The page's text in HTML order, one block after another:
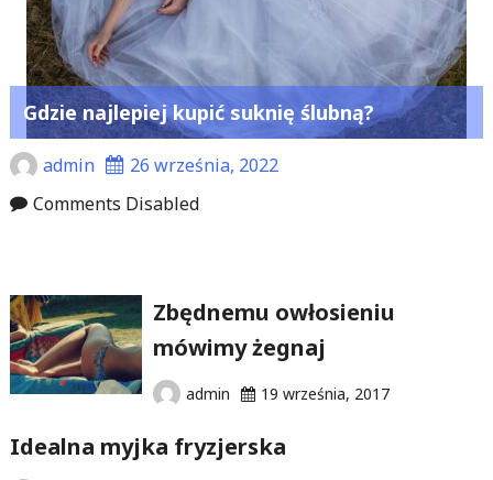
Gdzie najlepiej kupić suknię ślubną?
admin
26 września, 2022
Comments Disabled
Zbędnemu owłosieniu
mówimy żegnaj
admin 19 września, 2017
Idealna myjka fryzjerska